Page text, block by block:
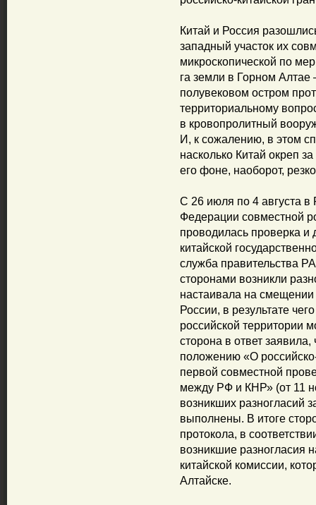
Китай и Россия
западный участок их
микроскопической по
га земли в Горном
полувековом остром
территориальному
в кровопролитный
И, к сожалению, в этом
насколько Китай окреп
его фоне, наоборот,
С 26 июля по 4 августа в
Федерации совместной
проводилась проверка и
китайской
служба правительства
сторонами возникли
настаивала на
России, в результате
российской территории
сторона в ответ заявила,
положению «О
первой совместной
между РФ и КНР» (от 11
возникших разногласий
выполнены. В итоге
протокола, в
возникшие разногласия
китайской комиссии,
Алтайске.